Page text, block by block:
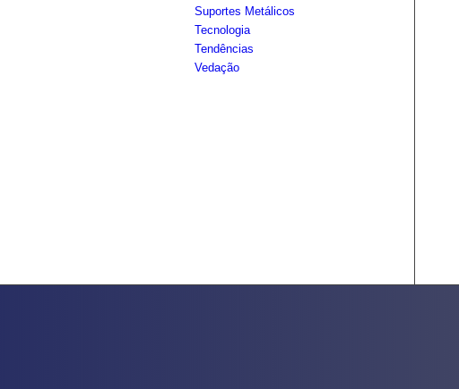
Suportes Metálicos
Tecnologia
Tendências
Vedação